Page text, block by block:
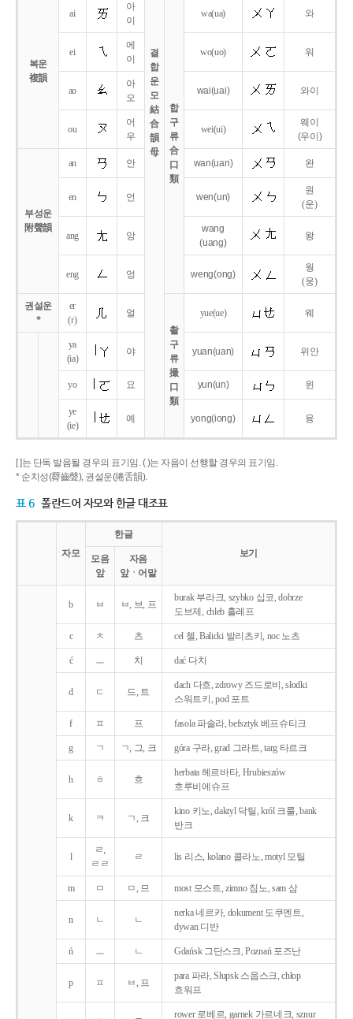
결
합
운
모
結
合
韻
母
복운
複韻
ai
아
이
합
구
류
合
口
類
wa(ua) 와
ei
에
이
wo(uo) 워
ao
아
오
wai(uai) 와이
ou
어
우
wei(ui)
웨이
(우이)
부성운
附聲韻
an 안 wan(uan) 완
en 언 wen(un)
원
(운)
ang 앙
wang
(uang)
왕
eng 엉 weng(ong)
웡
(웅)
권설운
*
er
(r)
얼
촬
구
류
撮
口
類
yue(ue) 웨
ya
(ia)
야 yuan(uan) 위안
yo 요 yun(un) 윈
ye
(ie)
예 yong(iong) 융
[ ]는 단독 발음될 경우의 표기임. ( )는 자음이 선행할 경우의 표기임.
* 순치성(脣齒聲), 권설운(捲舌韻).
표 6 폴란드어 자모와 한글 대조표
자모
한글
보기
모음
앞
자음
앞ㆍ어말
b ㅂ ㅂ, 브, 프
burak 부라크, szybko 십코, dobrze
도브제, chleb 흘레프
c ㅊ 츠 cel 첼, Balicki 발리츠키, noc 노츠
ć ㅡ 치 dać 다치
d ㄷ 드, 트
dach 다흐, zdrowy 즈드로비, słodki
스워트키, pod 포트
f ㅍ 프 fasola 파솔라, befsztyk 베프슈티크
g ㄱ ㄱ, 그, 크 góra 구라, grad 그라트, targ 타르크
h ㅎ 흐
herbata 헤르바타, Hrubieszów
흐루비에슈프
k ㅋ ㄱ, 크
kino 키노, daktyl 닥틸, król 크룰, bank
반크
l
ㄹ,
ㄹㄹ
ㄹ lis 리스, kolano 콜라노, motyl 모틸
m ㅁ ㅁ, 므 most 모스트, zimno 짐노, sam 삼
n ㄴ ㄴ
nerka 네르카, dokument 도쿠멘트,
dywan 디반
ń ㅡ ㄴ Gdańsk 그단스크, Poznań 포즈난
p ㅍ ㅂ, 프
para 파라, Słupsk 스웁스크, chłop
흐워프
rower 로베르, garnek 가르네크, sznur